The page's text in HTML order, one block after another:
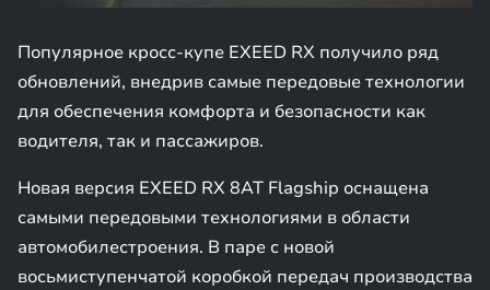
Популярное кросс-купе EXEED RX получило ряд
обновлений, внедрив самые передовые технологии
для обеспечения комфорта и безопасности как
водителя, так и пассажиров.
Новая версия EXEED RX 8AT Flagship оснащена
самыми передовыми технологиями в области
автомобилестроения. В паре с новой
восьмиступенчатой коробкой передач производства